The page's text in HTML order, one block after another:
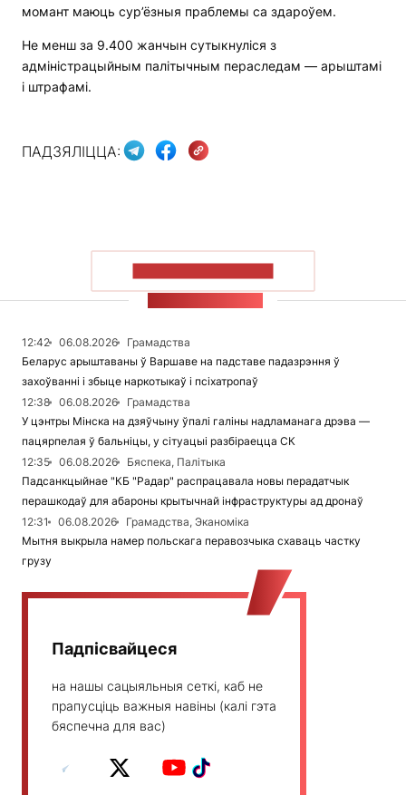
момант маюць сур’ёзныя праблемы са здароўем.
Не менш за 9.400 жанчын сутыкнуліся з
адміністрацыйным палітычным пераследам — арыштамі
і штрафамі.
ПАДЗЯЛІЦЦА:
12:42 06.08.2026
Грамадства
Беларус арыштаваны ў Варшаве на падставе падазрэння ў
захоўванні і збыце наркотыкаў і псіхатропаў
12:38
06.08.2026
Грамадства
У цэнтры Мінска на дзяўчыну ўпалі галіны надламанага дрэва —
пацярпелая ў бальніцы, у сітуацыі разбіраецца СК
12:35
06.08.2026
Бяспека, Палітыка
Падсанкцыйнае "КБ "Радар" распрацавала новы перадатчык
перашкодаў для абароны крытычнай інфраструктуры ад дронаў
12:31
06.08.2026
Грамадства, Эканоміка
Мытня выкрыла намер польскага перавозчыка схаваць частку
грузу
Падпісвайцеся
на нашы сацыяльныя сеткі, каб не
прапусціць важныя навіны (калі гэта
бяспечна для вас)